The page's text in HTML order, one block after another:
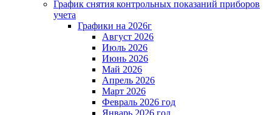
График снятия контрольных показаний приборов
учета
Графики на 2026г
Август 2026
Июль 2026
Июнь 2026
Май 2026
Апрель 2026
Март 2026
Февраль 2026 год